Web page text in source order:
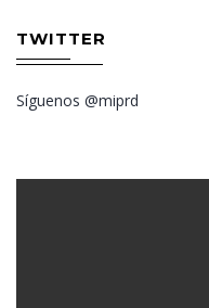
TWITTER
Síguenos @miprd